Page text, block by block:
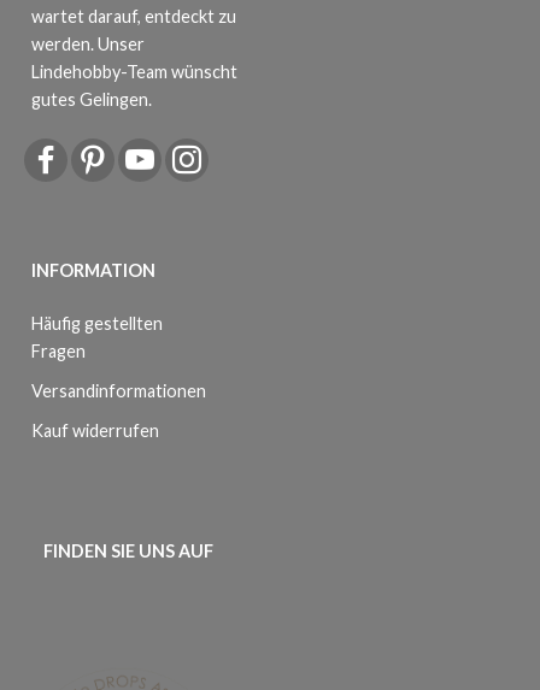
wartet darauf, entdeckt zu
werden. Unser
Lindehobby-Team wünscht
gutes Gelingen.
INFORMATION
Häufig gestellten
Fragen
Versandinformationen
Kauf widerrufen
FINDEN SIE UNS AUF